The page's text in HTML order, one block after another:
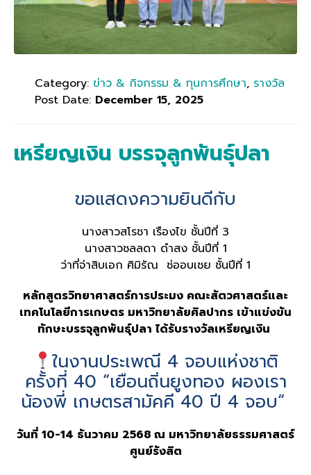
Category: ข่าว & กิจกรรม & ทุนการศึกษา, รางวัล
Post Date: December 15, 2025
เหรียญเงิน บรรจุลูกพันธุ์ปลา
ขอแสดงความยินดีกับ
นางสาวสโรชา เรืองไข ชั้นปีที่ 3
นางสาวชลลดา ดำสง ชั้นปีที่ 1
ว่าที่จ่าสิบเอก ศิมิรัณ ช่ออบเชย ชั้นปีที่ 1
หลักสูตรวิทยาศาสตร์การประมง คณะสัตวศาสตร์และ
เทคโนโลยีการเกษตร มหาวิทยาลัยศิลปากร เข้าแข่งขัน
ทักษะบรรจุลูกพันธุ์ปลา ได้รับรางวัลเหรียญเงิน
ในงานประเพณี 4 จอบแห่งชาติ
ครั้งที่ 40 “เยือนถิ่นยูงทอง ผองเรา
น้องพี่ เกษตรสามัคคี 40 ปี 4 จอบ“
วันที่ 10-14 ธันวาคม 2568 ณ มหาวิทยาลัยธรรมศาสตร์
ศูนย์รังสิต